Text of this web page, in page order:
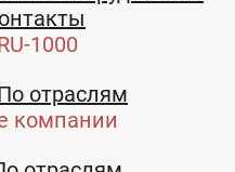
1000
отраслям
компании